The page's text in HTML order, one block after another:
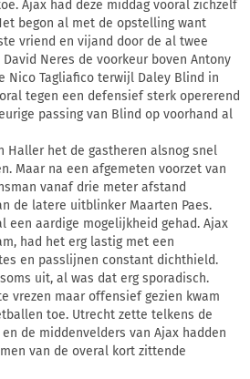
Ajax had deze middag vooral zichzelf
begon al met de opstelling want
vriend en vijand door de al twee
Neres de voorkeur boven Antony
Nico Tagliafico terwijl Daley Blind in
tegen een defensief sterk opererend
passing van Blind op voorhand al
Haller het de gastheren alsnog snel
Maar na een afgemeten voorzet van
vanaf drie meter afstand
de latere uitblinker Maarten Paes.
een aardige mogelijkheid gehad. Ajax
had het erg lastig met een
en passlijnen constant dichthield.
uit, al was dat erg sporadisch.
vrezen maar offensief gezien kwam
toe. Utrecht zette telkens de
de middenvelders van Ajax hadden
van de overal kort zittende